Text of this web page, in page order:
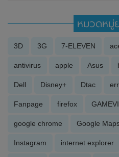
หมวดหมู่
3D 3G 7-ELEVEN
antivirus apple Asus
Dell Disney+ Dtac
Fanpage firefox
google chrome Google
Instagram internet explorer